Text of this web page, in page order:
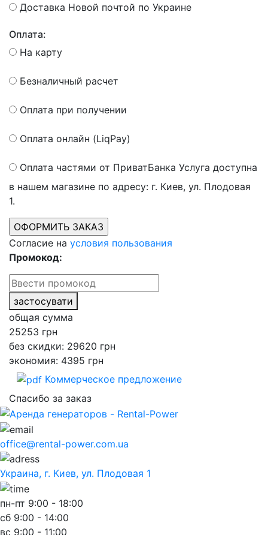
Доставка Новой почтой по Украине
Оплата:
На карту
Безналичный расчет
Оплата при получении
Оплата онлайн (LiqPay)
Оплата частями от ПриватБанка Услуга доступна
в нашем магазине по адресу: г. Киев, ул. Плодовая
1.
Согласие на условия пользования
Промокод:
застосувати
общая сумма
25253 грн
без скидки: 29620 грн
экономия: 4395 грн
Коммерческое предложение
Спасибо за заказ
office@rental-power.com.ua
Украина, г. Киев, ул. Плодовая 1
пн-пт 9:00 - 18:00
сб 9:00 - 14:00
вс 9:00 - 11:00